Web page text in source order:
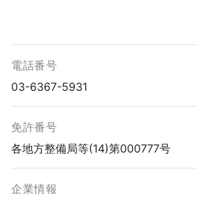
電話番号
03-6367-5931
免許番号
各地方整備局等(14)第000777号
企業情報